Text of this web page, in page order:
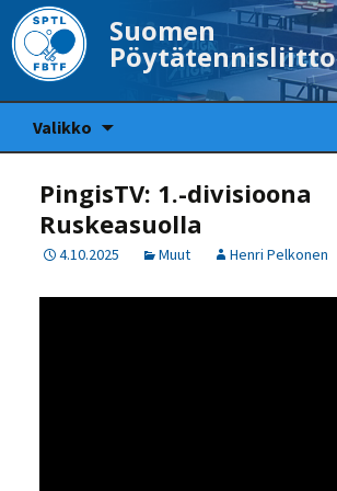
Suomen
Pöytätennisliitto
Valikko
PingisTV: 1.-divisioona
Ruskeasuolla
4.10.2025 Muut Henri Pelkonen